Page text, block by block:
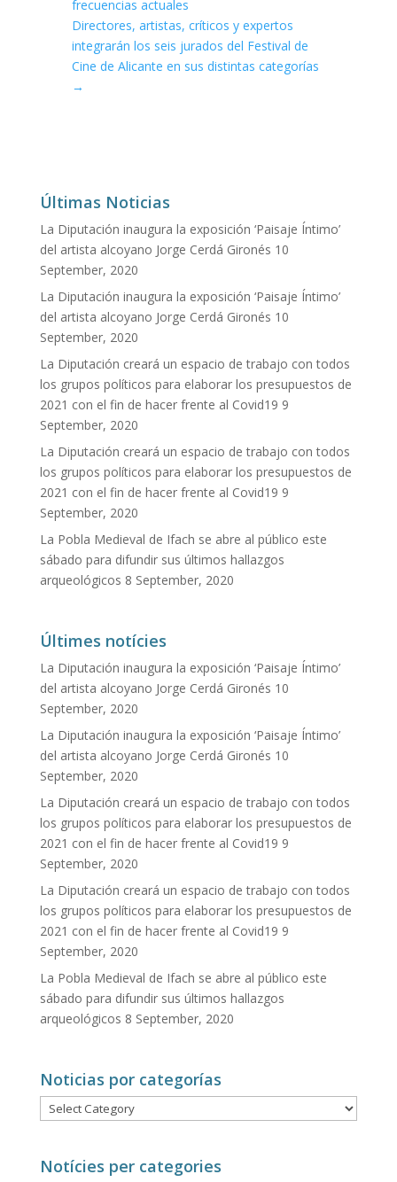
frecuencias actuales
Directores, artistas, críticos y expertos
integrarán los seis jurados del Festival de
Cine de Alicante en sus distintas categorías
→
Últimas Noticias
La Diputación inaugura la exposición ‘Paisaje Íntimo’
del artista alcoyano Jorge Cerdá Gironés 10
September, 2020
La Diputación inaugura la exposición ‘Paisaje Íntimo’
del artista alcoyano Jorge Cerdá Gironés 10
September, 2020
La Diputación creará un espacio de trabajo con todos
los grupos políticos para elaborar los presupuestos de
2021 con el fin de hacer frente al Covid19 9
September, 2020
La Diputación creará un espacio de trabajo con todos
los grupos políticos para elaborar los presupuestos de
2021 con el fin de hacer frente al Covid19 9
September, 2020
La Pobla Medieval de Ifach se abre al público este
sábado para difundir sus últimos hallazgos
arqueológicos 8 September, 2020
Últimes notícies
La Diputación inaugura la exposición ‘Paisaje Íntimo’
del artista alcoyano Jorge Cerdá Gironés 10
September, 2020
La Diputación inaugura la exposición ‘Paisaje Íntimo’
del artista alcoyano Jorge Cerdá Gironés 10
September, 2020
La Diputación creará un espacio de trabajo con todos
los grupos políticos para elaborar los presupuestos de
2021 con el fin de hacer frente al Covid19 9
September, 2020
La Diputación creará un espacio de trabajo con todos
los grupos políticos para elaborar los presupuestos de
2021 con el fin de hacer frente al Covid19 9
September, 2020
La Pobla Medieval de Ifach se abre al público este
sábado para difundir sus últimos hallazgos
arqueológicos 8 September, 2020
Noticias por categorías
Noticias
por
Notícies per categories